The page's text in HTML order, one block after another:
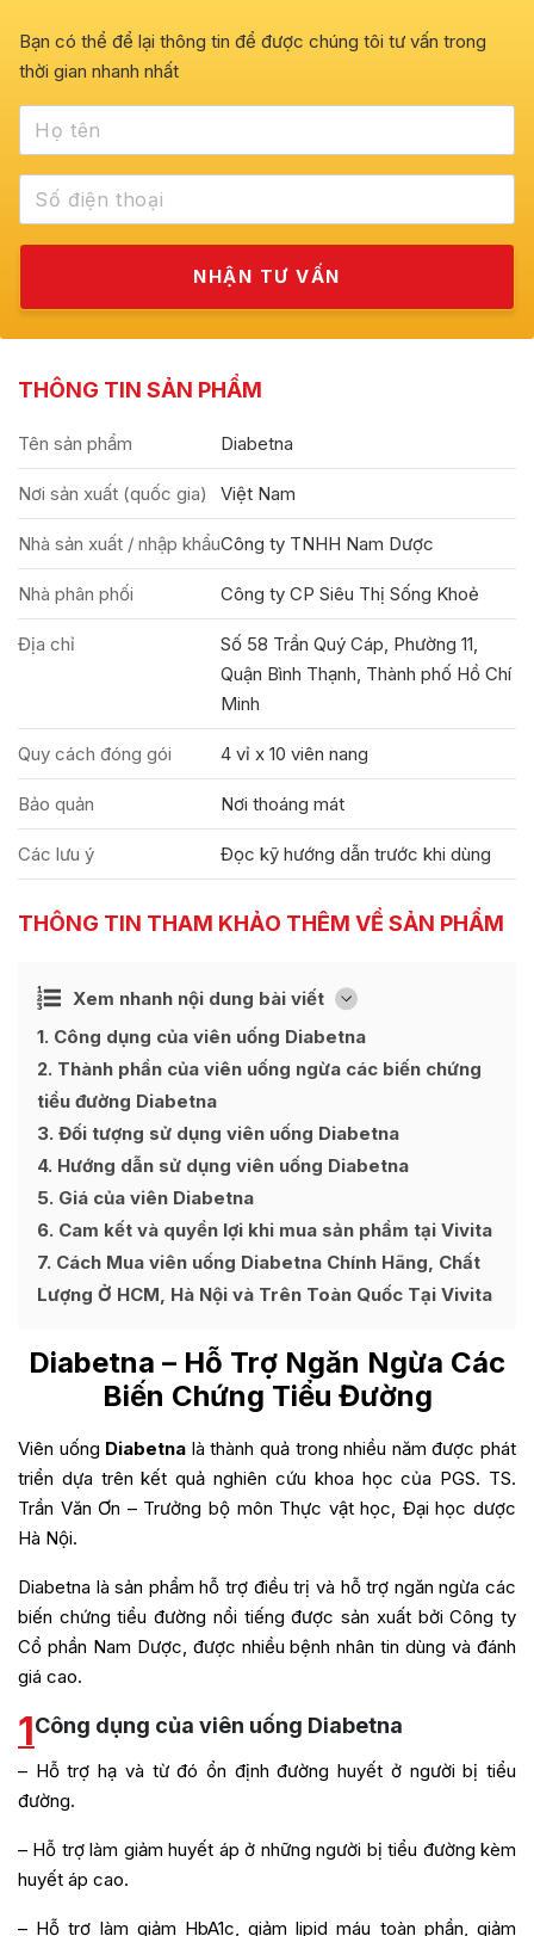
Bạn có thể để lại thông tin để được chúng tôi tư vấn trong
thời gian nhanh nhất
THÔNG TIN SẢN PHẨM
Tên sản phẩm Diabetna
Nơi sản xuất (quốc gia) Việt Nam
Nhà sản xuất / nhập khẩuCông ty TNHH Nam Dược
Nhà phân phối Công ty CP Siêu Thị Sống Khoẻ
Địa chỉ
Số 58 Trần Quý Cáp, Phường 11,
Quận Bình Thạnh, Thành phố Hồ Chí
Minh
Quy cách đóng gói 4 vỉ x 10 viên nang
Bảo quản Nơi thoáng mát
Các lưu ý Đọc kỹ hướng dẫn trước khi dùng
THÔNG TIN THAM KHẢO THÊM VỀ SẢN PHẨM
Xem nhanh nội dung bài viết [
Ẩn
1 Công dụng của viên uống Diabetna
2 Thành phần của viên uống ngừa các biến chứng
tiểu đường Diabetna
3 Đối tượng sử dụng viên uống Diabetna
4 Hướng dẫn sử dụng viên uống Diabetna
5 Giá của viên Diabetna
6 Cam kết và quyền lợi khi mua sản phẩm tại Vivita
7 Cách Mua viên uống Diabetna Chính Hãng, Chất
Lượng Ở HCM, Hà Nội và Trên Toàn Quốc Tại Vivita
Diabetna – Hỗ Trợ Ngăn Ngừa Các
Biến Chứng Tiểu Đường
Viên uống Diabetna là thành quả trong nhiều năm được phát
triển dựa trên kết quả nghiên cứu khoa học của PGS. TS.
Trần Văn Ơn – Trưởng bộ môn Thực vật học, Đại học dược
Hà Nội.
Diabetna là sản phẩm hỗ trợ điều trị và hỗ trợ ngăn ngừa các
biến chứng tiểu đường nổi tiếng được sản xuất bởi Công ty
Cổ phần Nam Dược, được nhiều bệnh nhân tin dùng và đánh
giá cao.
1Công dụng của viên uống Diabetna
– Hỗ trợ hạ và từ đó ổn định đường huyết ở người bị tiểu
đường.
– Hỗ trợ làm giảm huyết áp ở những người bị tiểu đường kèm
huyết áp cao.
– Hỗ trợ làm giảm HbA1c, giảm lipid máu toàn phần, giảm